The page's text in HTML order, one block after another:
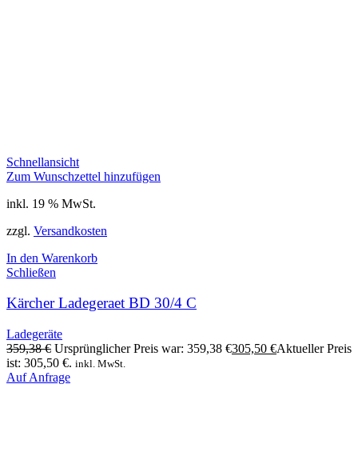
Schnellansicht
Zum Wunschzettel hinzufügen
inkl. 19 % MwSt.
zzgl. Versandkosten
In den Warenkorb
Schließen
Kärcher Ladegeraet BD 30/4 C
Ladegeräte
359,38€ Ursprünglicher Preis war: 359,38 €305,50 €Aktueller Preis
ist: 305,50 €. inkl. MwSt.
Auf Anfrage